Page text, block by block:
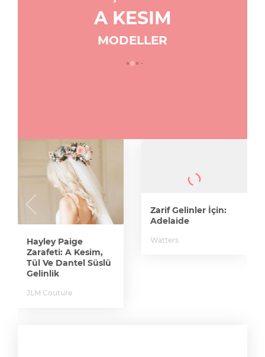
A KESIM
MODELLER
Hayley Paige
Zarafeti: A Kesim,
Tül Ve Dantel Süslü
Gelinlik
JLM Couture
Zarif Gelinler İçin:
Adelaide
Watters